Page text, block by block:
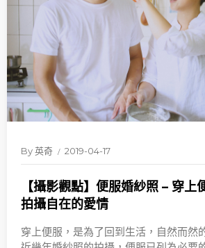
By英奇 2019-04-17
【攝影觀點】便服婚紗照 – 穿上
拍攝自在的愛情
穿上便服，是為了回到生活，自然而然